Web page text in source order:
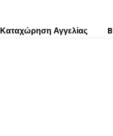
Καταχώρηση Αγγελίας